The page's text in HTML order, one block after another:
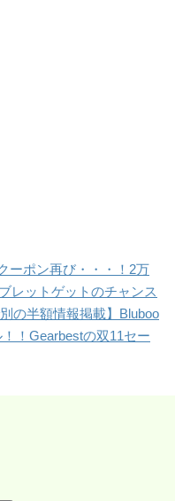
ーポン再び・・・！2万
レットゲットのチャンス
の半額情報掲載】Bluboo
！Gearbestの双11セー